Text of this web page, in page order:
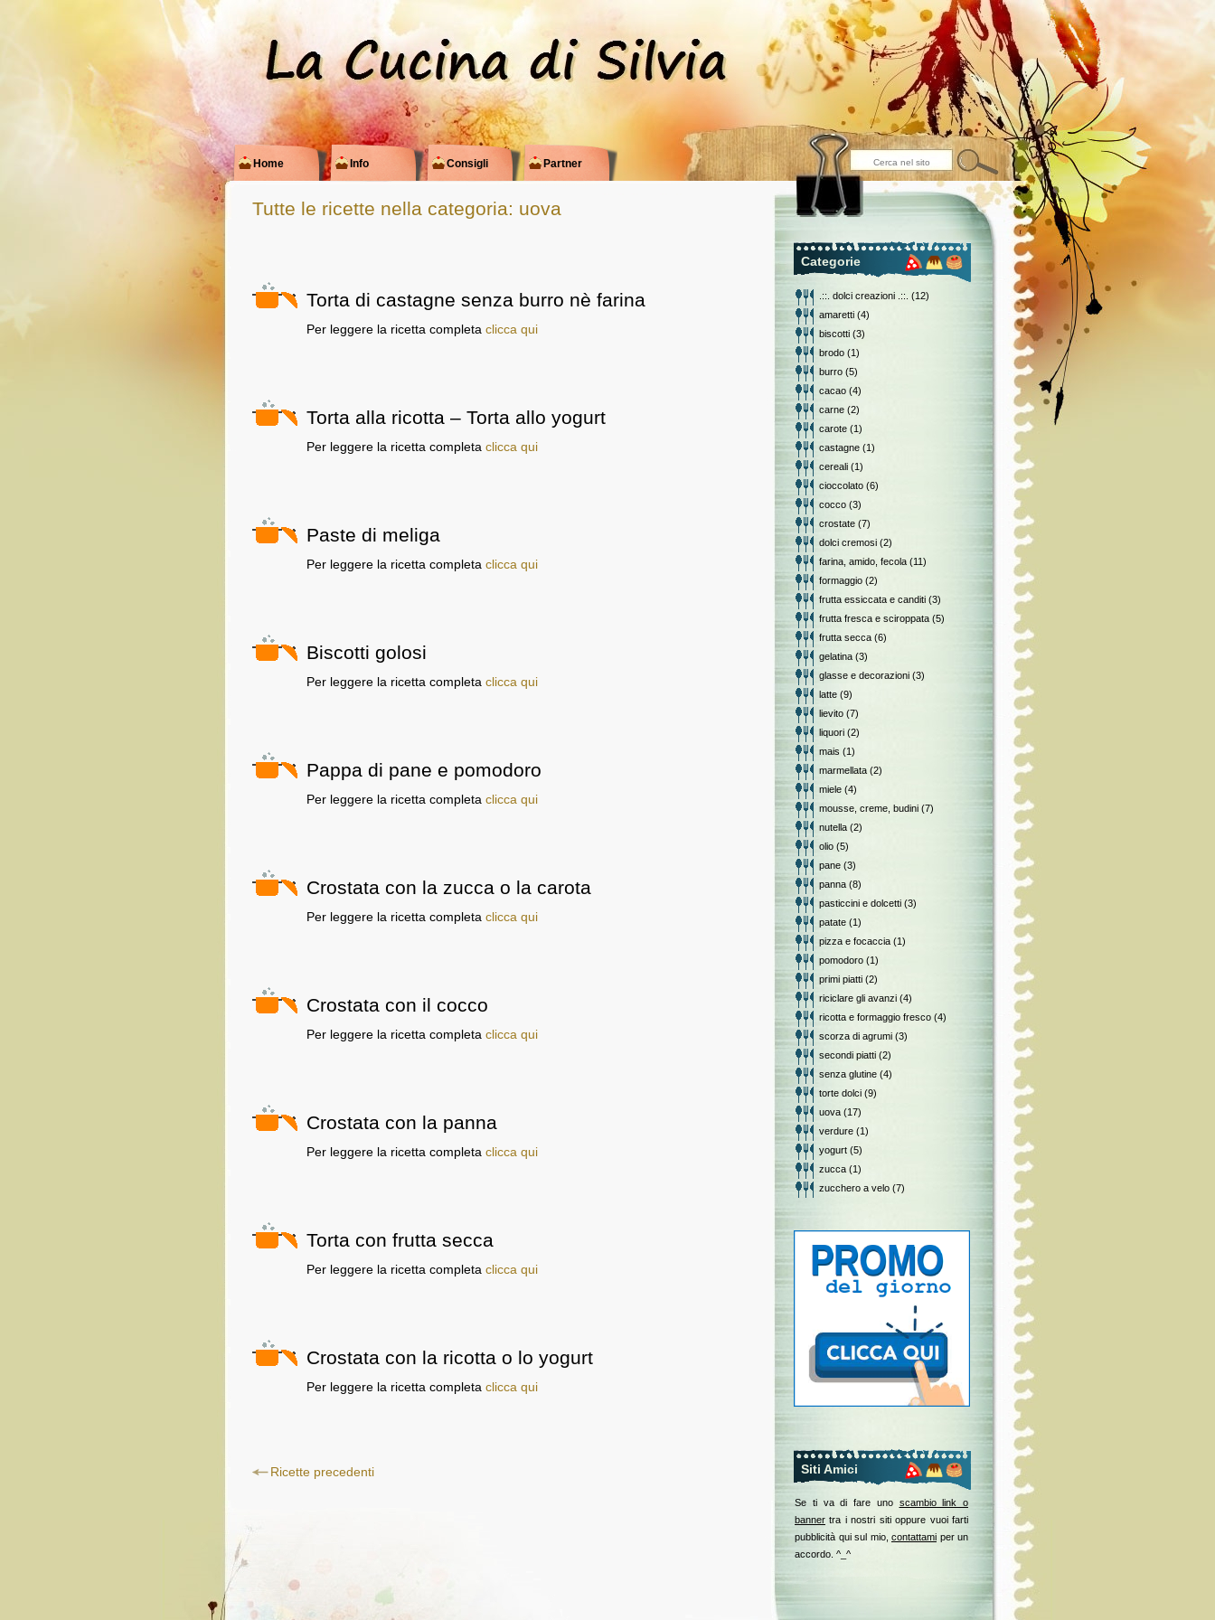
Home Info Consigli Partner
Tutte le ricette nella categoria: uova
Torta di castagne senza burro nè farina
Per leggere la ricetta completa clicca qui
Torta alla ricotta – Torta allo yogurt
Per leggere la ricetta completa clicca qui
Paste di meliga
Per leggere la ricetta completa clicca qui
Biscotti golosi
Per leggere la ricetta completa clicca qui
Pappa di pane e pomodoro
Per leggere la ricetta completa clicca qui
Crostata con la zucca o la carota
Per leggere la ricetta completa clicca qui
Crostata con il cocco
Per leggere la ricetta completa clicca qui
Crostata con la panna
Per leggere la ricetta completa clicca qui
Torta con frutta secca
Per leggere la ricetta completa clicca qui
Crostata con la ricotta o lo yogurt
Per leggere la ricetta completa clicca qui
Ricette precedenti
Categorie
.::. dolci creazioni .::. (12)
amaretti (4)
biscotti (3)
brodo (1)
burro (5)
cacao (4)
carne (2)
carote (1)
castagne (1)
cereali (1)
cioccolato (6)
cocco (3)
crostate (7)
dolci cremosi (2)
farina, amido, fecola (11)
formaggio (2)
frutta essiccata e canditi (3)
frutta fresca e sciroppata (5)
frutta secca (6)
gelatina (3)
glasse e decorazioni (3)
latte (9)
lievito (7)
liquori (2)
mais (1)
marmellata (2)
miele (4)
mousse, creme, budini (7)
nutella (2)
olio (5)
pane (3)
panna (8)
pasticcini e dolcetti (3)
patate (1)
pizza e focaccia (1)
pomodoro (1)
primi piatti (2)
riciclare gli avanzi (4)
ricotta e formaggio fresco (4)
scorza di agrumi (3)
secondi piatti (2)
senza glutine (4)
torte dolci (9)
uova (17)
verdure (1)
yogurt (5)
zucca (1)
zucchero a velo (7)
Siti Amici
Se ti va di fare uno scambio link o
banner tra i nostri siti oppure vuoi farti
pubblicità qui sul mio, contattami per un
accordo. ^_^